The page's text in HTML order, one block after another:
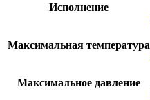
Исполнение
Максимальная температура
Максимальное давление